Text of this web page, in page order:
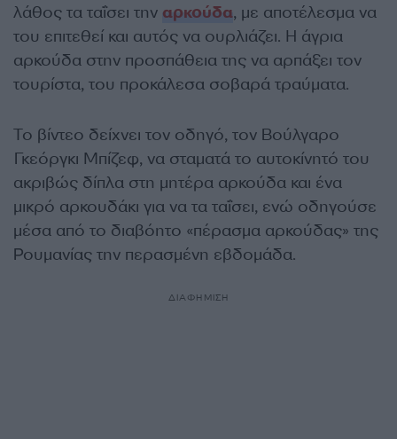
λάθος τα ταΐσει την αρκούδα, με αποτέλεσμα να
του επιτεθεί και αυτός να ουρλιάζει. Η άγρια ​​
αρκούδα στην προσπάθεια της να αρπάξει τον
τουρίστα, του προκάλεσα σοβαρά τραύματα.
Το βίντεο δείχνει τον οδηγό, τον Βούλγαρο
Γκεόργκι Μπίζεφ, να σταματά το αυτοκίνητό του
ακριβώς δίπλα στη μητέρα αρκούδα και ένα
μικρό αρκουδάκι για να τα ταΐσει, ενώ οδηγούσε
μέσα από το διαβόητο «πέρασμα αρκούδας» της
Ρουμανίας την περασμένη εβδομάδα.
ΔΙΑΦΗΜΙΣΗ